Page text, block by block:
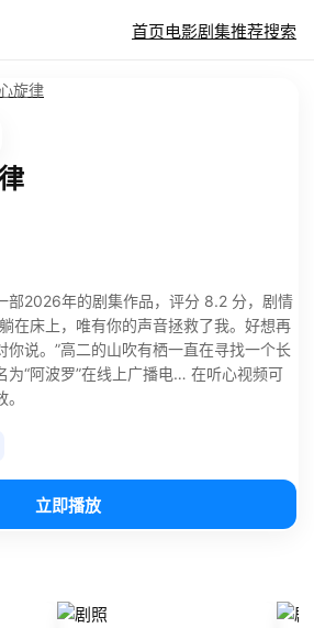
首页电影剧集推荐搜索
旋律
部2026年的剧集作品，评分 8.2 分，剧情
在床上，唯有你的声音拯救了我。好想再
你说。”高二的山吹有栖一直在寻找一个长
为“阿波罗”在线上广播电… 在听心视频可
立即播放